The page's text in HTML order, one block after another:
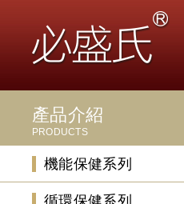
產品介紹
PRODUCTS
機能保健系列
循環保健系列